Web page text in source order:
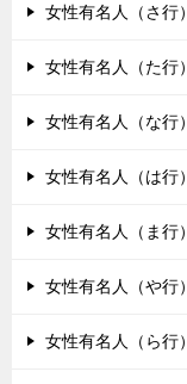
女性有名人（さ行）
女性有名人（た行）
女性有名人（な行）
女性有名人（は行）
女性有名人（ま行）
女性有名人（や行）
女性有名人（ら行）